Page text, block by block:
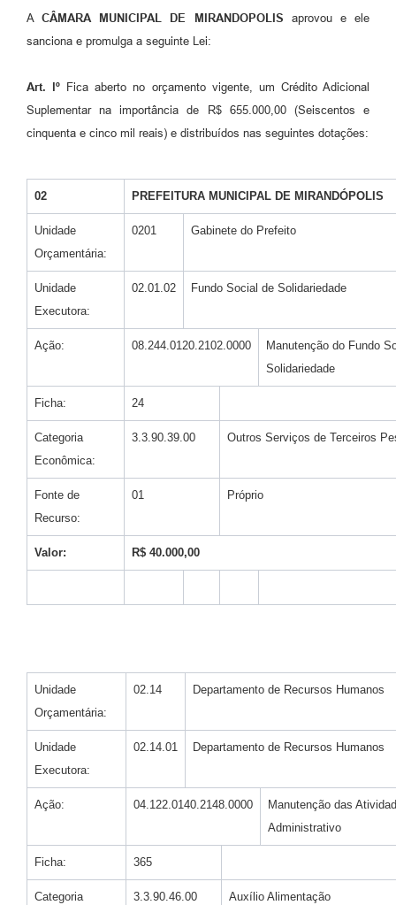
Perguntas Frequentes
Carta de Serviços
Contratos
Cadastro de Artistas
ACÂMARA MUNICIPAL DE MIRANDOPOLIS aprovou e ele
sanciona e promulga a seguinte Lei:
Art. lº Fica aberto no orçamento vigente, um Crédito Adicional
Suplementar na importância de R$ 655.000,00 (Seiscentos e
cinquenta e cinco mil reais) e distribuídos nas seguintes dotações:
02 PREFEITURA MUNICIPAL DE MIRANDÓPOLIS
Unidade
Orçamentária:
0201 Gabinete do Prefeito
Unidade
Executora:
02.01.02 Fundo Social de Solidariedade
Ação: 08.244.0120.2102.0000
Manutenção do Fundo
Solidariedade
Ficha: 24
Categoria
Econômica:
3.3.90.39.00 Outros Serviços de Terceiros
Fonte de
Recurso:
01 Próprio
Valor: R$ 40.000,00
Unidade
Orçamentária:
02.14 Departamento de Recursos Humanos
Unidade
Executora:
02.14.01 Departamento de Recursos Humanos
Ação: 04.122.0140.2148.0000
Manutenção das
Administrativo
Ficha: 365
Categoria
3.3.90.46.00 Auxílio Alimentação